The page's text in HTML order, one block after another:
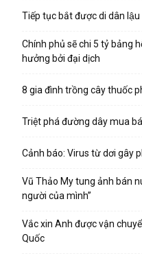
Tiếp tục bắt được di dân
Chính phủ sẽ chi 5 tỷ bảng
hưởng bởi đại dịch
8 gia đình trồng cây thuốc
Triệt phá đường dây mua
Cảnh báo: Virus từ dơi gây
Vũ Thảo My tung ảnh bán
người của mình”
Vắc xin Anh được vận
Quốc